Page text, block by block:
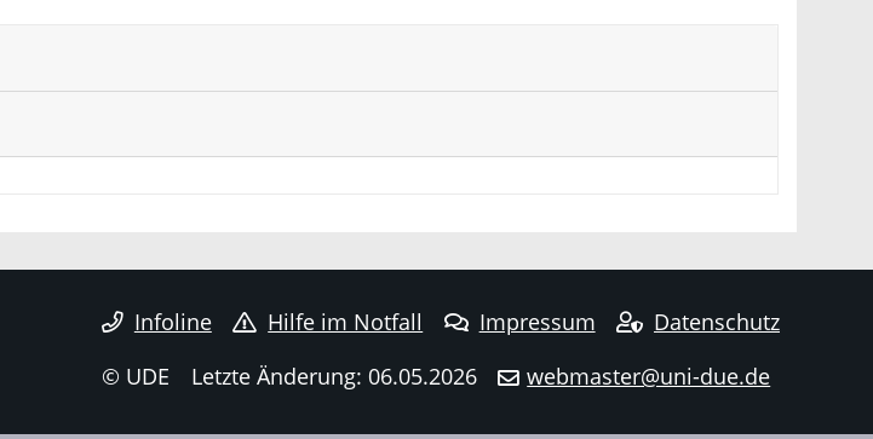
Infoline Hilfe im Notfall Impressum
Datenschutz
© UDE
Letzte Änderung: 06.05.2026 webmaster@uni-due.de